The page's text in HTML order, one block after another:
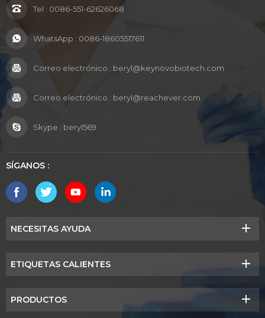
Tel : 0086-551-62626068
WhatsApp : 0086-18605517611
Correo electrónico : beryl@keynovobiotech.com
Correo electrónico : beryl@reachever.com
Skype : beryl569
SÍGANOS :
NECESITAS AYUDA
ETIQUETAS CALIENTES
PRODUCTOS